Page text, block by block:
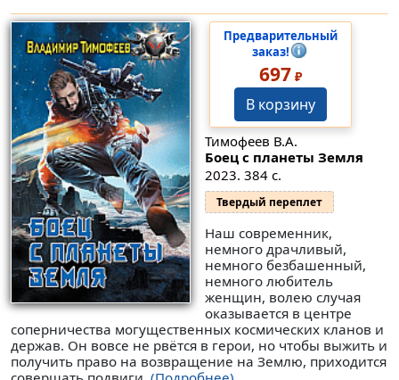
Предварительный
заказ!
697₽
В корзину
Тимофеев В.А.
Боец с планеты Земля
2023. 384 с.
Твердый переплет
Наш современник,
немного драчливый,
немного безбашенный,
немного любитель
женщин, волею случая
оказывается в центре
соперничества могущественных космических кланов и
держав. Он вовсе не рвётся в герои, но чтобы выжить и
получить право на возвращение на Землю, приходится